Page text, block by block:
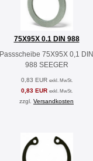
75X95X 0.1 DIN 988
Passscheibe 75X95X 0,1 DIN
988 SEEGER
0,83 EUR exkl. MwSt.
0,83 EUR exkl. MwSt.
zzgl. Versandkosten